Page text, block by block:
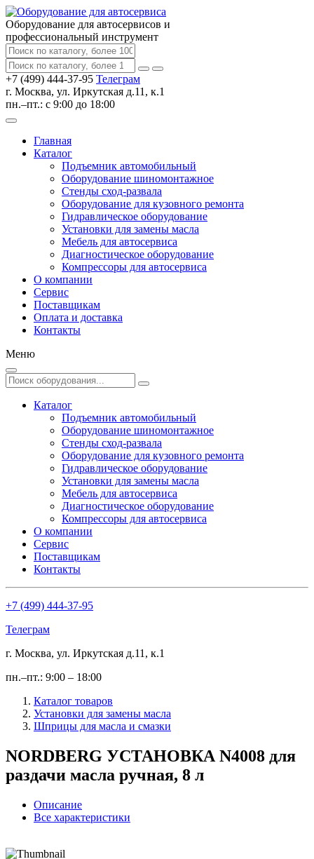
Оборудование для автосервисов и
профессиональный инструмент
+7 (499) 444-37-95 Телеграм
г. Москва, ул. Иркутская д.11, к.1
пн.–пт.: с 9:00 до 18:00
Главная
Каталог
Подъемник автомобильный
Оборудование шиномонтажное
Стенды сход-развала
Оборудование для кузовного ремонта
Гидравлическое оборудование
Установки для замены масла
Мебель для автосервиса
Диагностическое оборудование
Компрессоры для автосервиса
О компании
Сервис
Поставщикам
Оплата и доставка
Контакты
Меню
Каталог
Подъемник автомобильный
Оборудование шиномонтажное
Стенды сход-развала
Оборудование для кузовного ремонта
Гидравлическое оборудование
Установки для замены масла
Мебель для автосервиса
Диагностическое оборудование
Компрессоры для автосервиса
О компании
Сервис
Поставщикам
Контакты
+7 (499) 444-37-95
Телеграм
г. Москва, ул. Иркутская д.11, к.1
пн.–пт.: 9:00 – 18:00
Каталог товаров
Установки для замены масла
Шприцы для масла и смазки
NORDBERG УСТАНОВКА N4008 для
раздачи масла ручная, 8 л
Описание
Все характеристики